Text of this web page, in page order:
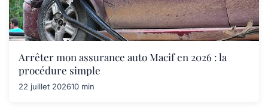
Arrêter mon assurance auto Macif en 2026 : la
procédure simple
22 juillet 202610 min